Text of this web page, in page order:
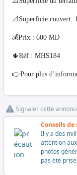
📐Superficie couvert:
💰Prix : 600 MD
🌵Réf : MHS184
👉Pour plus
Signaler cette
Conseils de
Il y a des
attention
photos
pas été